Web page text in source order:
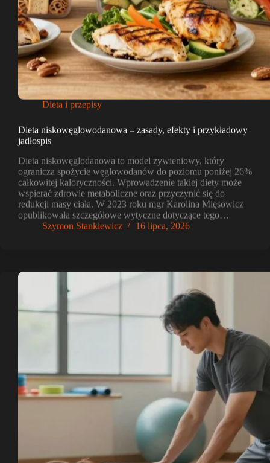
Dieta i przepisy
Dieta niskowęglowodanowa – zasady, efekty i przykładowy
jadłospis
Dieta niskowęglodanowa to model żywieniowy, który
ogranicza spożycie węglowodanów do poziomu poniżej 26%
całkowitej kaloryczności. Wprowadzenie takiej diety może
wspierać zdrowie metaboliczne oraz przyczynić się do
redukcji masy ciała. W 2023 roku mgr Karolina Mięsowicz
opublikowała szczegółowe wytyczne dotyczące tego…
Szymon Stankiewicz
16 lipca, 2026